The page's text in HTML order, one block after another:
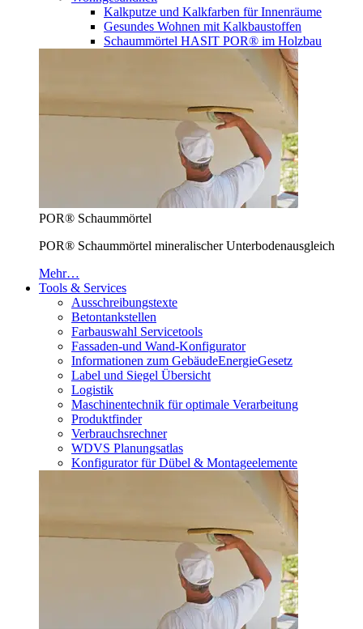
Kalkputze und Kalkfarben für Innenräume
Gesundes Wohnen mit Kalkbaustoffen
Schaummörtel HASIT POR® im Holzbau
POR® Schaummörtel
POR® Schaummörtel mineralischer Unterbodenausgleich
Mehr…
Tools & Services
Ausschreibungstexte
Betontankstellen
Farbauswahl Servicetools
Fassaden-und Wand-Konfigurator
Informationen zum GebäudeEnergieGesetz
Label und Siegel Übersicht
Logistik
Maschinentechnik für optimale Verarbeitung
Produktfinder
Verbrauchsrechner
WDVS Planungsatlas
Konfigurator für Dübel & Montageelemente